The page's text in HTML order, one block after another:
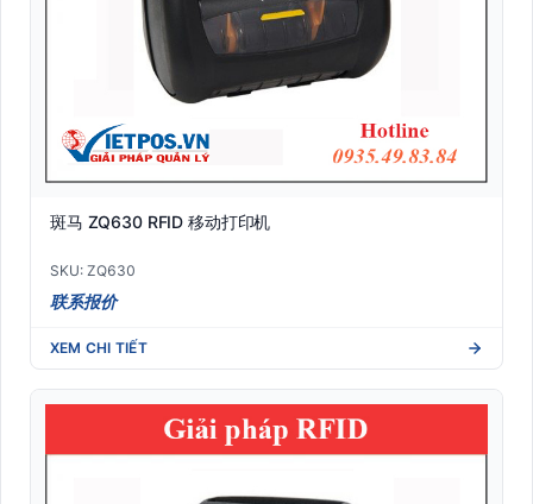
斑马 ZQ630 RFID 移动打印机
SKU: ZQ630
联系报价
XEM CHI TIẾT